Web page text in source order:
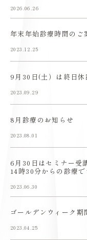
2026.06.26
年末年始診療時間のご
2023.12.25
9月30日(土）は終日休
2023.09.29
8月診療のお知らせ
2023.08.01
6月30日はセミナー受
14時30分からの診療で
2023.06.30
ゴールデンウィーク期
2023.04.25